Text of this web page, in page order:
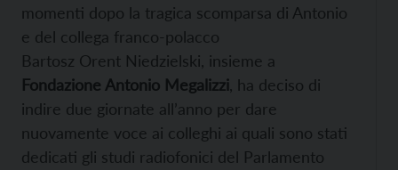
momenti dopo la tragica scomparsa di Antonio
e del collega franco-polacco
Bartosz Orent Niedzielski, insieme a
Fondazione Antonio Megalizzi , ha deciso di
indire due giornate all’anno per dare
nuovamente voce ai colleghi ai quali sono stati
dedicati gli studi radiofonici del Parlamento